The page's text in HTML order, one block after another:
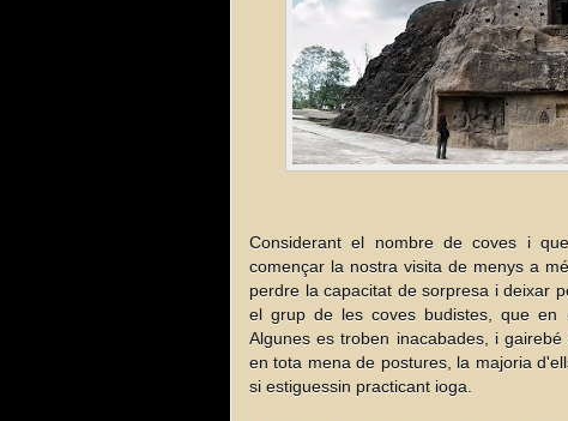
Considerant el nombre de coves i
començar la nostra visita de menys a
perdre la capacitat de sorpresa i deixar
el grup de les coves budistes, que en
Algunes es troben inacabades, i
en tota mena de postures, la majoria
si estiguessin practicant ioga.